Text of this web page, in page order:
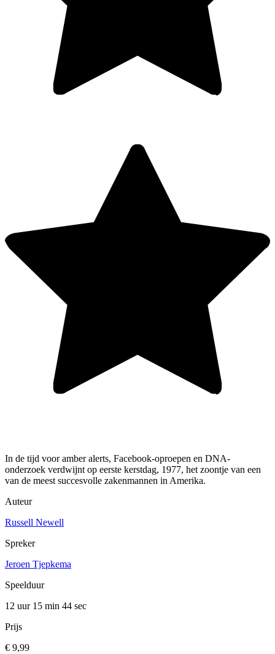
In de tijd voor amber alerts, Facebook-oproepen en DNA-
onderzoek verdwijnt op eerste kerstdag, 1977, het zoontje van een
van de meest succesvolle zakenmannen in Amerika.
Auteur
Russell Newell
Spreker
Jeroen Tjepkema
Speelduur
12 uur 15 min 44 sec
Prijs
€ 9,99